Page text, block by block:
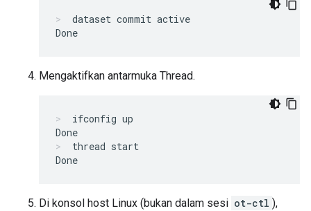
dataset commit active
Mengaktifkan antarmuka Thread.
ifconfig up
thread start
Di konsol host Linux (bukan dalam sesi ot-ctl ),